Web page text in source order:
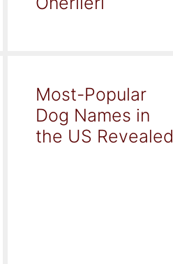
Most-Popular
Dog Names in
the US Revealed